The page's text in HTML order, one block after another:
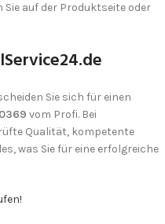
auf der Produktseite oder
Sie sich für einen
vom Profi. Bei
Qualität, kompetente
was Sie für eine erfolgreiche